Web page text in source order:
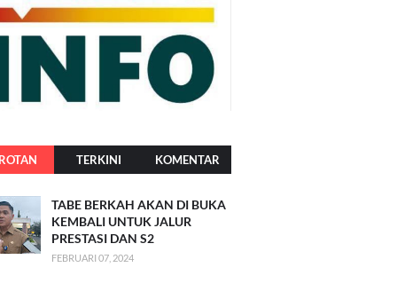
TERKINI KOMENTAR
TABE BERKAH AKAN DI BUKA
KEMBALI UNTUK JALUR
PRESTASI DAN S2
FEBRUARI 07, 2024